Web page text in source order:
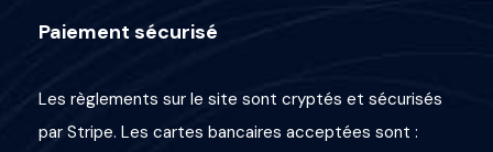
Paiement sécurisé
Les règlements sur le site sont cryptés et sécurisés
par Stripe. Les cartes bancaires acceptées sont :